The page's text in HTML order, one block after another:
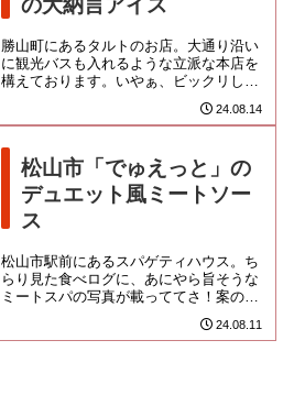
の大納言アイス
勝山町にあるタルトのお店。大通り沿い
に観光バスも入れるような立派な本店を
構えております。いやぁ、ビックリした
わ。入店直後に、なにやら大声でギャン
ギャンやってるのが聞こえてさ... 24.08.14
松山市「でゅえっと」の
デュエット風ミートソー
ス
松山市駅前にあるスパゲティハウス。ち
らり見た食べログに、あにやら旨そうな
ミートスパの写真が載っててさ！案の
定、松山のソウルフードだったようです
ね。間口の狭い目立たないお店で...24.08.11